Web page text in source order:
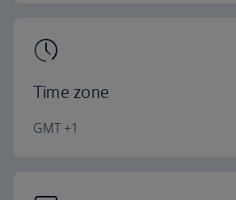
Time zone
GMT +1